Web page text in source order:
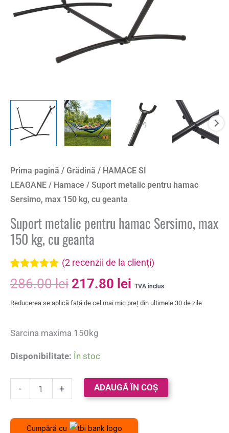
Prima pagină / Grădină / HAMACE SI
LEAGANE / Hamace / Suport metalic pentru hamac
Sersimo, max 150 kg, cu geanta
Suport metalic pentru hamac Sersimo, max
150 kg, cu geanta
Evaluat la
5.00din 5 pe
2
evaluări de
(2 recenzii de la clienți)
286.00lei 217.80 lei TVA inclus
Reducerea se aplică față de cel mai mic preț din ultimele 30 de zile
Sarcina maxima 150kg
Disponibilitate: În stoc
-
cu
+ ADAUGĂ ÎN COȘ
Cumpără cu